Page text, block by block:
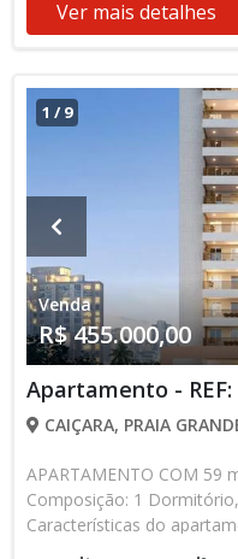
Ver mais detalhes
1 /9
Venda
R$ 455.000,00
Apartamento - REF:
CAIÇARA, PRAIA
APARTAMENTO COM 59
Composição: 1
Características do
Serviço, Acessibilidade,